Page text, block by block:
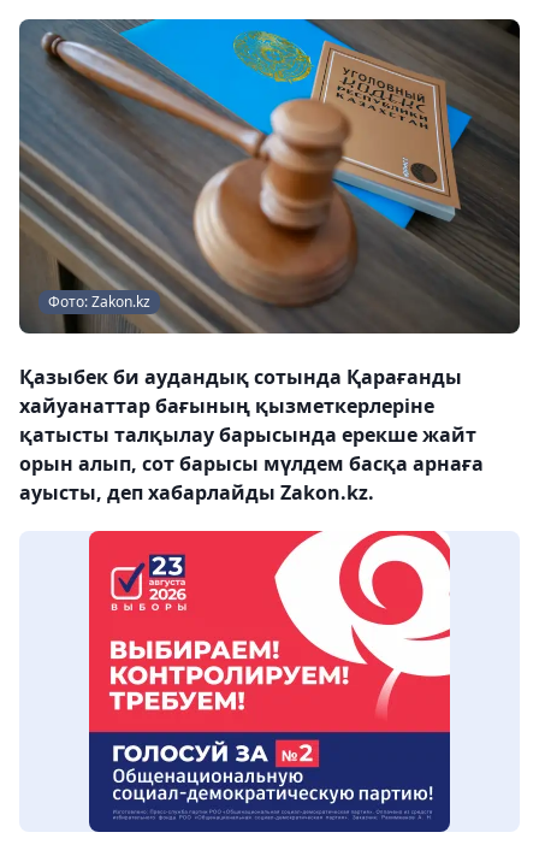
Фото: Zakon.kz
Қазыбек би аудандық сотында Қарағанды
хайуанаттар бағының қызметкерлеріне
қатысты талқылау барысында ерекше жайт
орын алып, сот барысы мүлдем басқа арнаға
ауысты, деп хабарлайды Zakon.kz.